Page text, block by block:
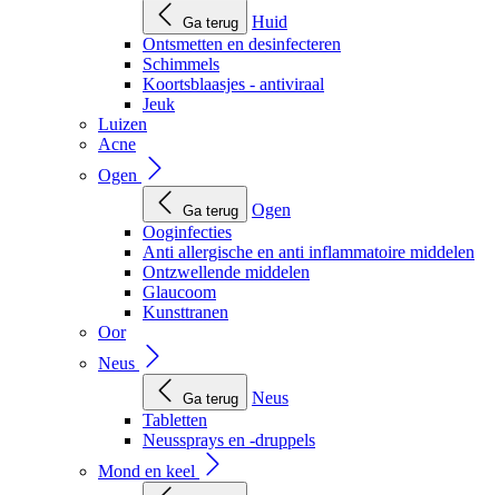
Ga terug
Huid
Ontsmetten en desinfecteren
Schimmels
Koortsblaasjes - antiviraal
Jeuk
Luizen
Acne
Ogen
Ga terug
Ogen
Ooginfecties
Anti allergische en anti inflammatoire middelen
Ontzwellende middelen
Glaucoom
Kunsttranen
Oor
Neus
Ga terug
Neus
Tabletten
Neussprays en -druppels
Mond en keel